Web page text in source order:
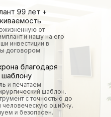
благодаря
шаблону
и печатаем
шаблон.
с точностью до
человеческую ошибку.
и безопасен.
99 лет +
от
и нашу на его
инвестиции в
договором